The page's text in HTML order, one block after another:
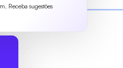
Receba sugestões